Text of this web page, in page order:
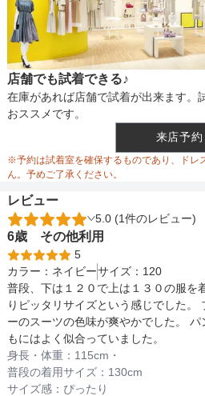
そでの長さ 38
アームホール 40
胸囲 71
ブラックのネクタイにはホワイトシ
に、
ネイビーのネクタイにはブルーシャツ
スタイリッシュな印象を与えてくれま
生地の厚さ
裏地
ウエスト調整
備考
素材
仕様
店舗でも試着できる♪
在庫があれば店舗で試着が出来ます。
おススメです。
来店予約
※予約は試着室を確保するものであり、ドレ
ん。予めご了承ください。
レビュー
5.0 (1件のレビュー)
6歳 その他利用
5
カラー： ネイビーサイズ： 120
普段、下は１２０で上は１３０の服を
りピッタリサイズという感じでした。
ーのスーツの色味が爽やかでした。
もにはよく似合っていました。
身長・体重： 115cm・
普段の着用サイズ： 130cm
サイズ感： ぴったり